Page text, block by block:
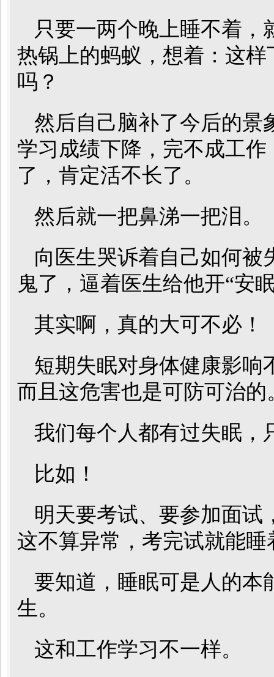
只要一两个晚上睡不着
热锅上的蚂蚁，想着：这
吗？
然后自己脑补了今后的景
学习成绩下降，完不成工
了，肯定活不长了。
然后就一把鼻涕一把泪。
向医生哭诉着自己如何被
鬼了，逼着医生给他开“安
其实啊，真的大可不必！
短期失眠对身体健康影响
而且这危害也是可防可治的
我们每个人都有过失眠，
比如！
明天要考试、要参加面试
这不算异常，考完试就能
要知道，睡眠可是人的本
生。
这和工作学习不一样。